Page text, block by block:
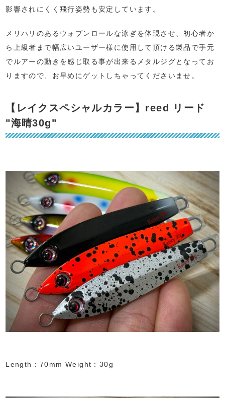
影響されにくく飛行姿勢も安定しています。
メリハリのあるウォブンロールな泳ぎを体現させ、初心者か
ら上級者まで幅広いユーザー様に使用して頂ける製品で手元
でルアーの動きを感じ取る事が出来るメタルジグとなってお
りますので、お早めにゲットしちゃってくださいませ。
【レイクスペシャルカラー】reed リード
"海晴30g"
Length：70mm Weight：30g